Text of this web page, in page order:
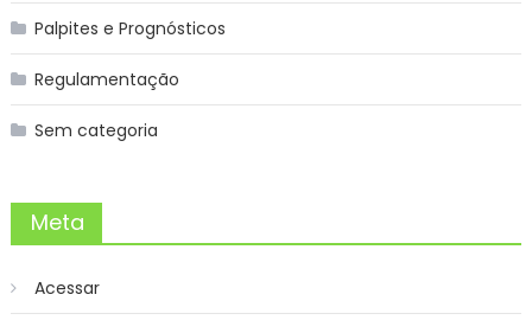
Palpites e Prognósticos
Regulamentação
Sem categoria
Meta
Acessar